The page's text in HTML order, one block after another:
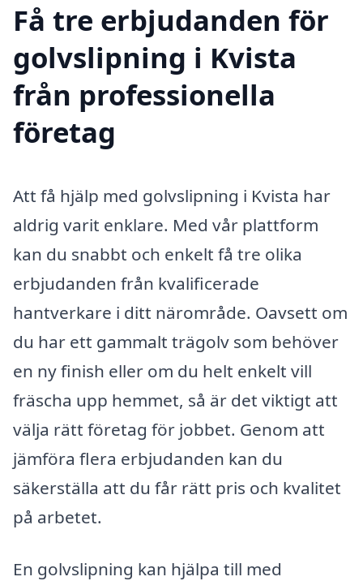
Få tre erbjudanden för
golvslipning i Kvista
från professionella
företag
Att få hjälp med golvslipning i Kvista har
aldrig varit enklare. Med vår plattform
kan du snabbt och enkelt få tre olika
erbjudanden från kvalificerade
hantverkare i ditt närområde. Oavsett om
du har ett gammalt trägolv som behöver
en ny finish eller om du helt enkelt vill
fräscha upp hemmet, så är det viktigt att
välja rätt företag för jobbet. Genom att
jämföra flera erbjudanden kan du
säkerställa att du får rätt pris och kvalitet
på arbetet.
En golvslipning kan hjälpa till med